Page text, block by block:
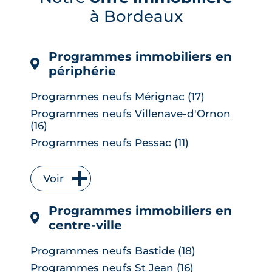
son marché immobilier pour qui
envisage de ...à Bordeaux
Programmes immobiliers en
périphérie
Programmes neufs Mérignac (17)
Programmes neufs Villenave-d'Ornon
(16)
Programmes neufs Pessac (11)
Programmes neufs Bruges (7)
Programmes neufs Floirac (7)
Programmes neufs Le Bouscat (6)
Programmes neufs Cenon (6)
Programmes neufs Lormont (6)
Programmes neufs Le Taillan-Médoc (6)
Voir
Programmes immobiliers en
centre-ville
Programmes neufs Bastide (18)
Programmes neufs St Jean (16)